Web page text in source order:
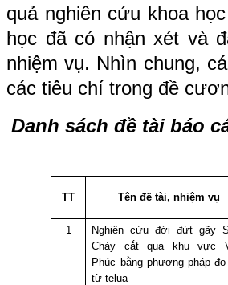
quả nghiên cứu khoa
học đã có nhận xét và
nhiệm vụ. Nhìn chung,
các tiêu chí trong đề
Danh sách đề tài báo
TT Tên đề tài, nhiệm vụ
1
Nghiên cứu đới đứt gãy
Chảy cắt qua khu vực
Phúc bằng phương pháp
từ telua